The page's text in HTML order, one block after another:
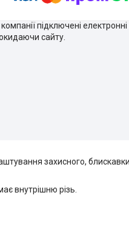
підключені
сайту.
захисного,
внутрішню різь.